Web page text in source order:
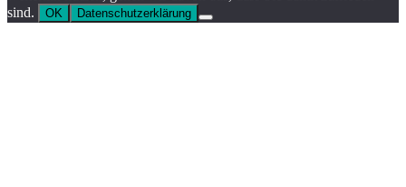
sind.
OK Datenschutzerklärung